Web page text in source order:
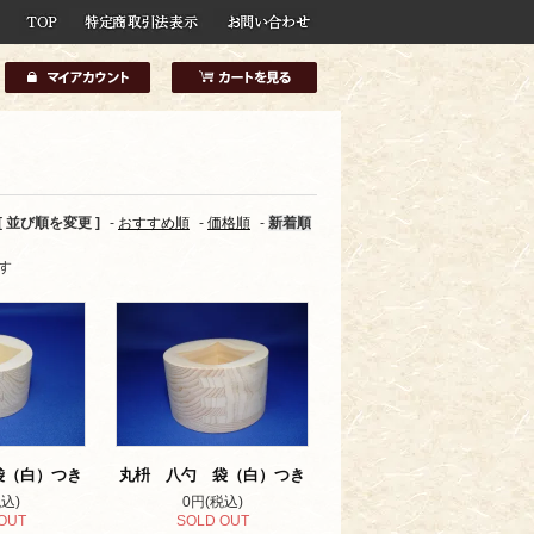
並び順を変更 ] - おすすめ順 - 価格順 - 新着順
白）つき
)
丸枡 八勺 袋（白）つき
0円(税込)
SOLD OUT